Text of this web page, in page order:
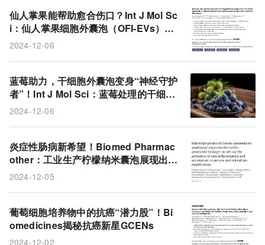
仙人掌果能帮助愈合伤口？Int J Mol Sc
i：仙人掌果细胞外囊泡（OFI-EVs）通
过调节细胞反应加速伤口愈合
2024-12-06
蓝莓助力，干细胞外囊泡变身“神经守护
者”！Int J Mol Sci：蓝莓处理的干细胞
衍生细胞外囊泡或可治疗缺血性中风
2024-12-06
炎症性肠病新希望！Biomed Pharmac
other：工业生产柠檬纳米囊泡展现出强
大的治疗潜力
2024-12-05
葡萄细胞培养物中的抗癌“潜力股”！Bi
omedicines揭秘抗癌新星GCENs
2024-12-02